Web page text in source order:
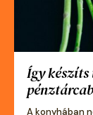
Így
A konyhában